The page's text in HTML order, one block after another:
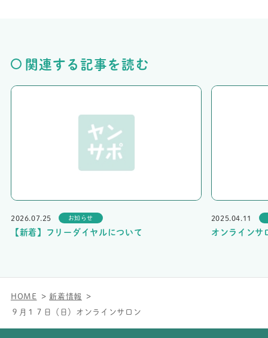
関連する記事を読む
2026.07.25 お知らせ
【新着】フリーダイヤルについて
2025.04.11
オンラインサ
HOME
新着情報
９月１７日（日）オンラインサロン